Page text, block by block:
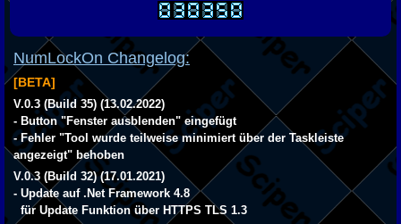
NumLockOn Changelog:
[BETA]
V.0.3 (Build 35) (13.02.2022)
- Button "Fenster ausblenden" eingefügt
- Fehler "Tool wurde teilweise minimiert über der Taskleiste
angezeigt" behoben
V.0.3 (Build 32) (17.01.2021)
- Update auf .Net Framework 4.8
für Update Funktion über HTTPS TLS 1.3